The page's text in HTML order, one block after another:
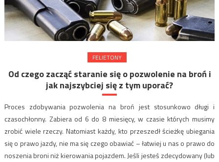
FELIETONY
Od czego zacząć staranie się o pozwolenie na broń i
jak najszybciej się z tym uporać?
Proces zdobywania pozwolenia na broń jest stosunkowo długi i
czasochłonny. Zabiera od 6 do 8 miesięcy, w czasie których musimy
zrobić wiele rzeczy. Natomiast każdy, kto przeszedł ścieżkę ubiegania
się o prawo jazdy, nie ma się czego obawiać – łatwiej u nas o prawo do
noszenia broni niż kierowania pojazdem. Jeśli jesteś zdecydowany (lub